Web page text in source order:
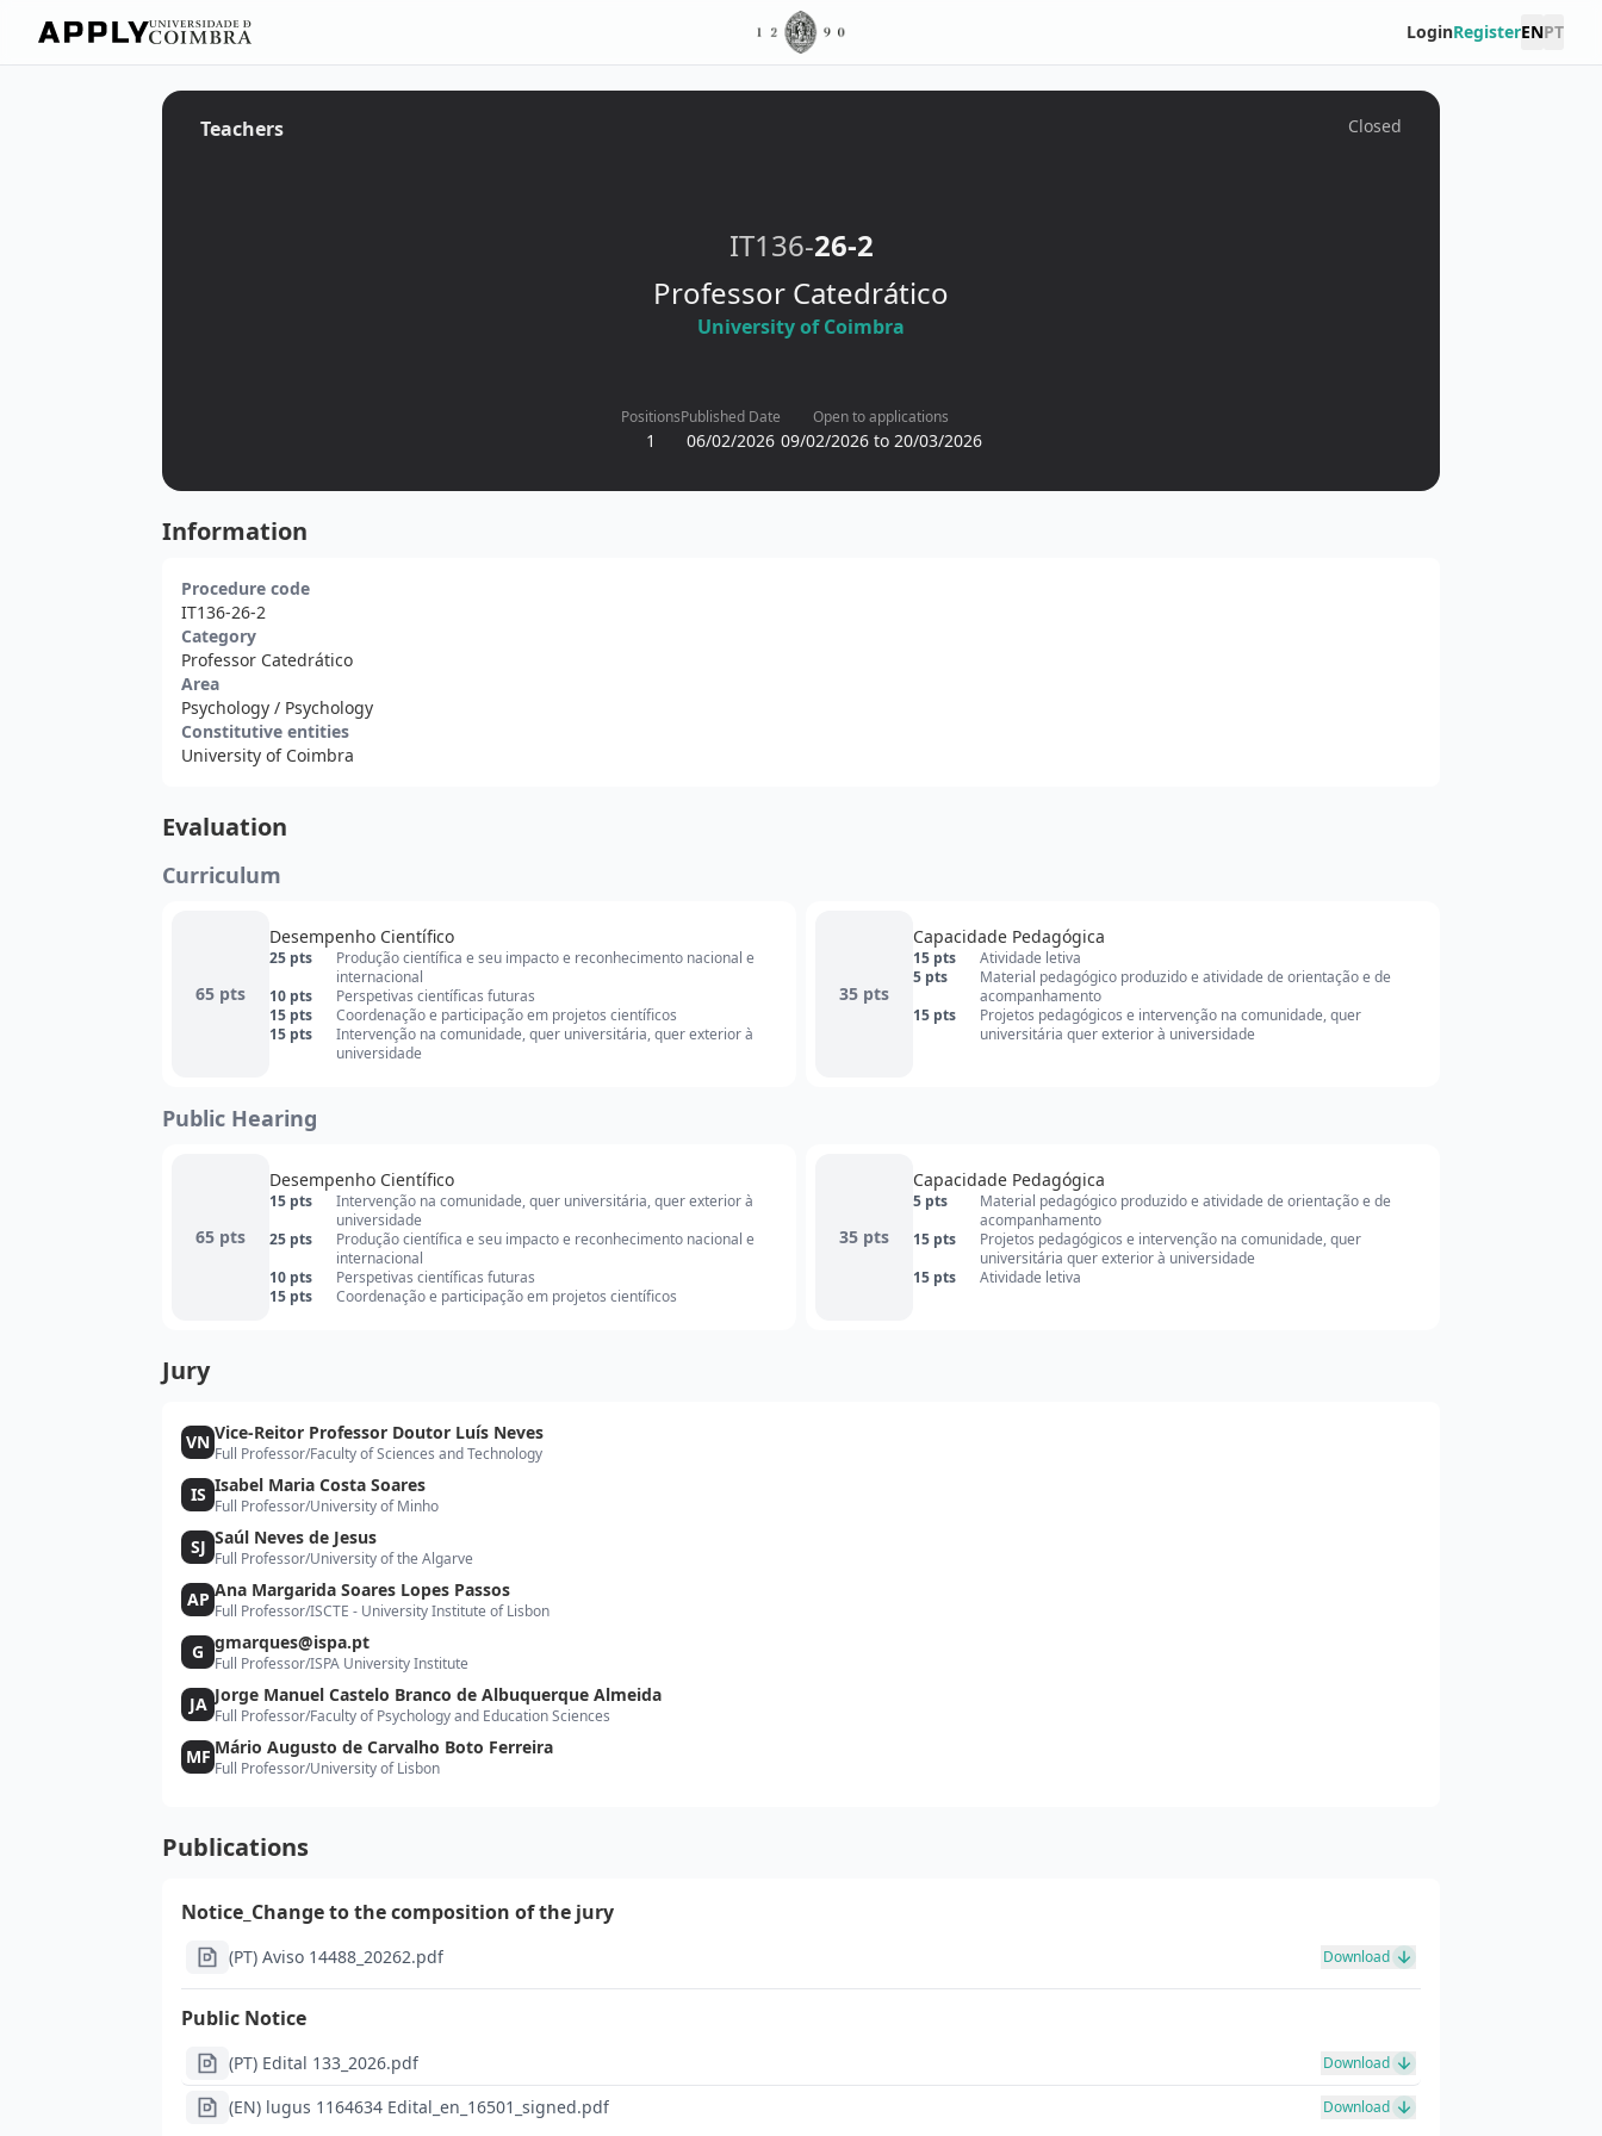
LoginRegisterENPT
Teachers Closed
IT136-26-2
Professor Catedrático
University of Coimbra
Positions
1
Published Date
06/02/2026
Open to applications
09/02/2026 to 20/03/2026
Information
Procedure code
IT136-26-2
Category
Professor Catedrático
Area
Psychology / Psychology
Constitutive entities
University of Coimbra
Evaluation
Curriculum
65 pts
Desempenho Científico
25 pts
Produção científica e seu impacto e reconhecimento nacional e
internacional
10 pts
Perspetivas científicas futuras
15 pts
Coordenação e participação em projetos científicos
15 pts
Intervenção na comunidade, quer universitária, quer exterior à
universidade
35 pts
Capacidade Pedagógica
15 pts
Atividade letiva
5 pts
Material pedagógico produzido e atividade de orientação e de
acompanhamento
15 pts
Projetos pedagógicos e intervenção na comunidade, quer
universitária quer exterior à universidade
Public Hearing
65 pts
Desempenho Científico
15 pts
Intervenção na comunidade, quer universitária, quer exterior à
universidade
25 pts
Produção científica e seu impacto e reconhecimento nacional e
internacional
10 pts
Perspetivas científicas futuras
15 pts
Coordenação e participação em projetos científicos
35 pts
Capacidade Pedagógica
5 pts
Material pedagógico produzido e atividade de orientação e de
acompanhamento
15 pts
Projetos pedagógicos e intervenção na comunidade, quer
universitária quer exterior à universidade
15 pts
Atividade letiva
Jury
VN Vice-Reitor Professor Doutor Luís Neves
Full Professor/Faculty of Sciences and Technology
IS Isabel Maria Costa Soares
Full Professor/University of Minho
SJ Saúl Neves de Jesus
Full Professor/University of the Algarve
AP Ana Margarida Soares Lopes Passos
Full Professor/ISCTE - University Institute of Lisbon
G gmarques@ispa.pt
Full Professor/ISPA University Institute
JA Jorge Manuel Castelo Branco de Albuquerque Almeida
Full Professor/Faculty of Psychology and Education Sciences
MF Mário Augusto de Carvalho Boto Ferreira
Full Professor/University of Lisbon
Publications
Notice_Change to the composition of the jury
(PT) Aviso 14488_20262.pdf Download
Public Notice
(PT) Edital 133_2026.pdf Download
(EN) lugus 1164634 Edital_en_16501_signed.pdf Download